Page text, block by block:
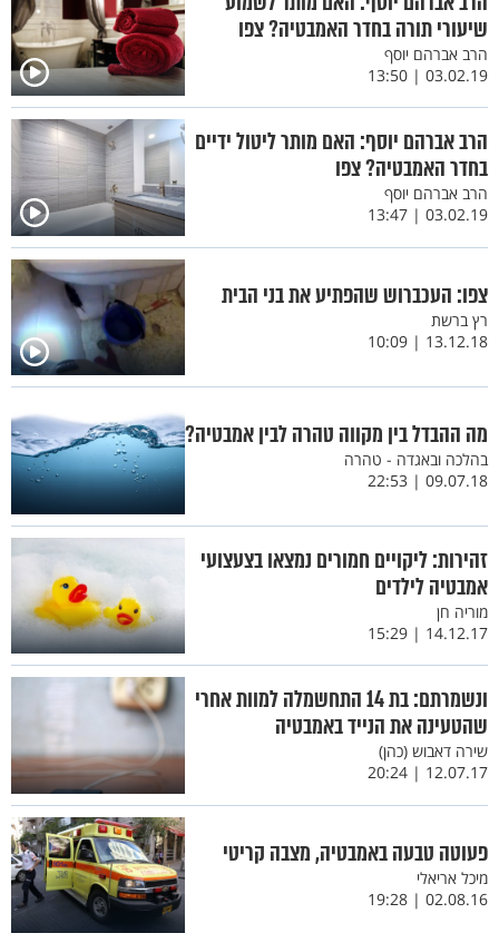
שיעורי תורה בחדר האמבטיה? צפו
הרב אברהם יוסף
03.02.19 | 13:50
הרב אברהם יוסף: האם מותר ליטול ידיים
בחדר האמבטיה? צפו
הרב אברהם יוסף
03.02.19 | 13:47
צפו: העכברוש שהפתיע את בני הבית
רץ ברשת
13.12.18 | 10:09
מה ההבדל בין מקווה טהרה לבין אמבטיה?
בהלכה ובאגדה - טהרה
09.07.18 | 22:53
זהירות: ליקויים חמורים נמצאו בצעצועי
אמבטיה לילדים
מוריה חן
14.12.17 | 15:29
ונשמרתם: בת 14 התחשמלה למוות אחרי
שהטעינה את הנייד באמבטיה
שירה דאבוש (כהן)
12.07.17 | 20:24
פעוטה טבעה באמבטיה, מצבה קריטי
מיכל אריאלי
02.08.16 | 19:28